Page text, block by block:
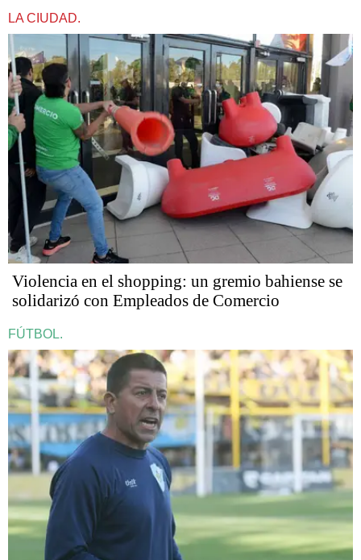
LA CIUDAD.
Violencia en el shopping: un gremio bahiense se
solidarizó con Empleados de Comercio
FÚTBOL.